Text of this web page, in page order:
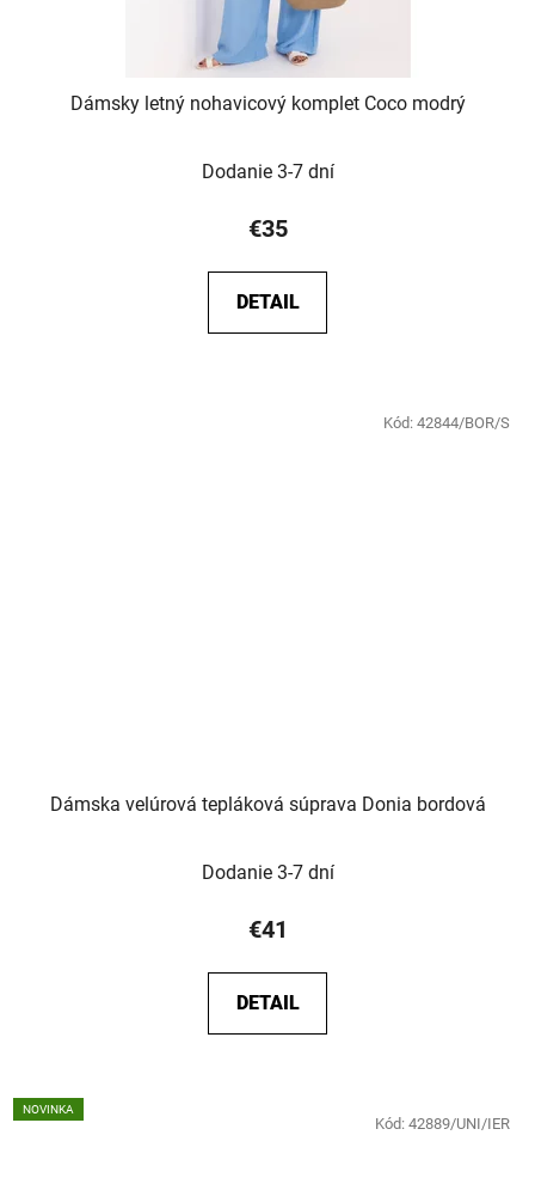
Dámsky letný nohavicový komplet Coco modrý
Dodanie 3-7 dní
€35
DETAIL
Dámska velúrová tepláková súprava Donia bordová
Dodanie 3-7 dní
€41
DETAIL
Kód: 42844/BOR/S
NOVINKA
Kód: 42889/UNI/IER